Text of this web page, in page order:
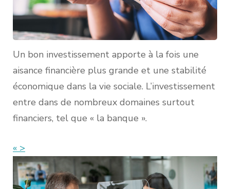
Un bon investissement apporte à la fois une
aisance financière plus grande et une stabilité
économique dans la vie sociale. L’investissement
entre dans de nombreux domaines surtout
financiers, tel que « la banque ».
« >